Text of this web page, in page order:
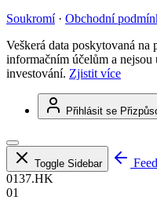
Soukromí · Obchodní
Veškerá data poskytovaná
informačním účelům a
investování. Zjistit více
Přihlásit se
Toggle Sidebar
Feed
0137.HK
01